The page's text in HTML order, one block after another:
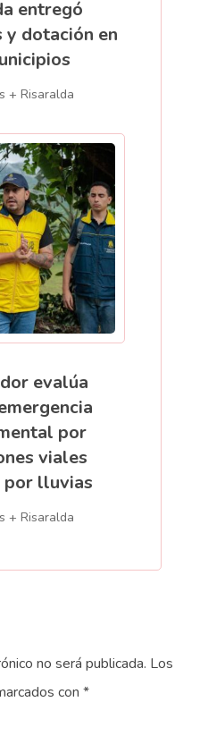
entregó
y dotación en
+ Risaralda
evalúa
por
viales
por lluvias
+ Risaralda
no será publicada. Los
con*